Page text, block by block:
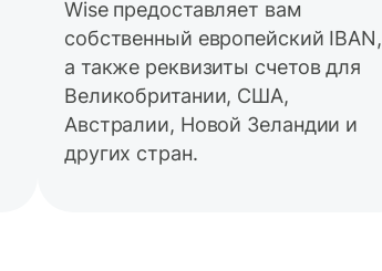
Wise предоставляет вам
собственный европейский IBAN,
а также реквизиты счетов для
Великобритании, США,
Австралии, Новой Зеландии и
других стран.